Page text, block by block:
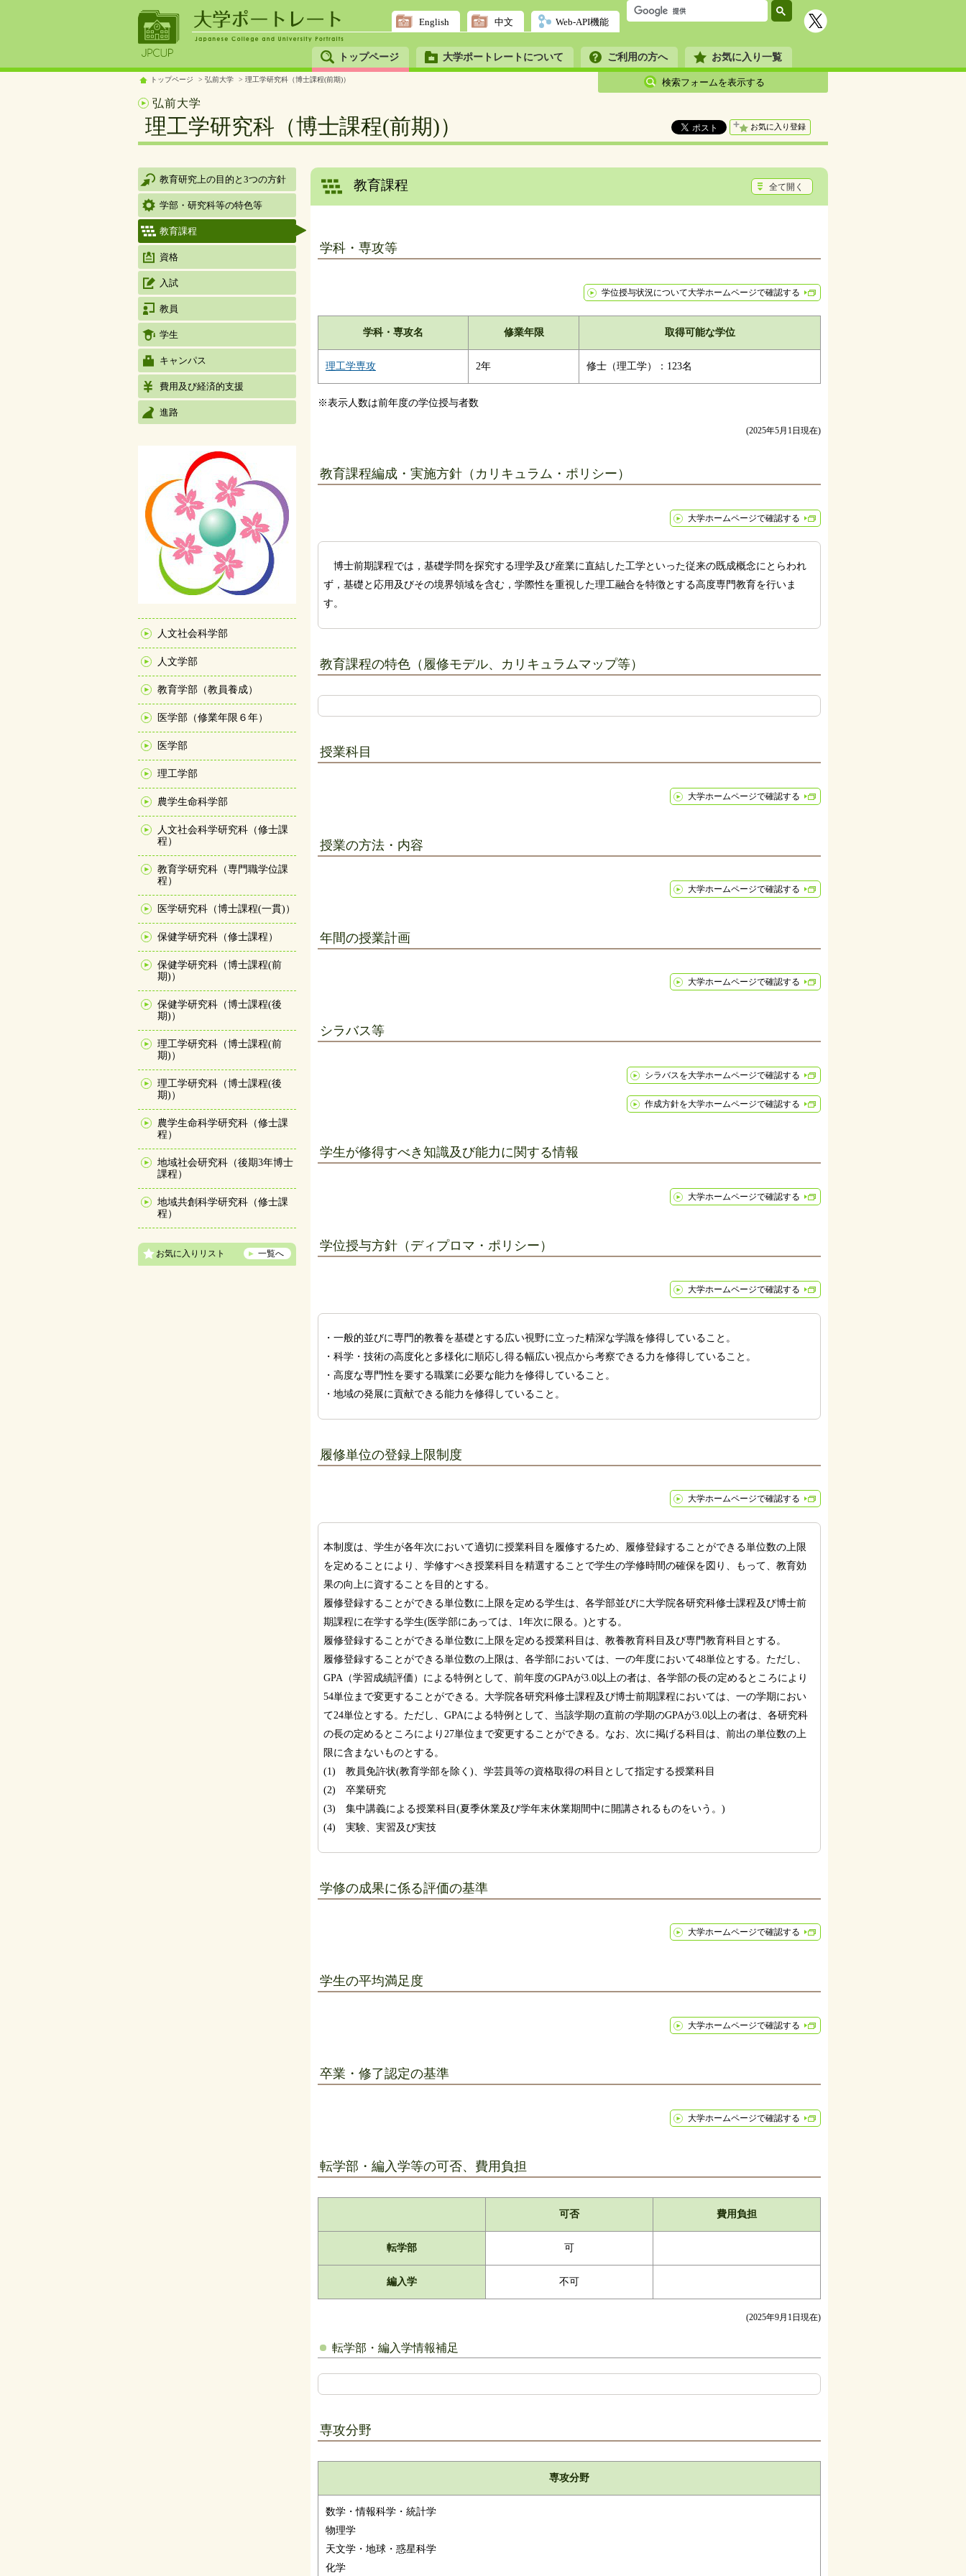
English 中文 Web-API機能
トップページ 大学ポートレートについて ご利用の方へ お気に入り一覧
トップページ 弘前大学 理工学研究科（博士課程(前期)） 検索フォームを表示する
弘前大学
理工学研究科（博士課程(前期)） お気に入り登録
教育研究上の目的と3つの方針
学部・研究科等の特色等
教育課程
資格
入試
教員
学生
キャンパス
費用及び経済的支援
進路
人文社会科学部
人文学部
教育学部（教員養成）
医学部（修業年限６年）
医学部
理工学部
農学生命科学部
人文社会科学研究科（修士課
程）
教育学研究科（専門職学位課
程）
医学研究科（博士課程(一貫)）
保健学研究科（修士課程）
保健学研究科（博士課程(前
期)）
保健学研究科（博士課程(後
期)）
理工学研究科（博士課程(前
期)）
理工学研究科（博士課程(後
期)）
農学生命科学研究科（修士課
程）
地域社会研究科（後期3年博士
課程）
地域共創科学研究科（修士課
程）
お気に入りリスト 一覧へ
教育課程 全て開く
学科・専攻等
学位授与状況について大学ホームページで確認する
学科・専攻名 修業年限 取得可能な学位
理工学専攻 2年 修士（理工学）：123名
※表示人数は前年度の学位授与者数
(2025年5月1日現在)
教育課程編成・実施方針（カリキュラム・ポリシー）
大学ホームページで確認する
博士前期課程では，基礎学問を探究する理学及び産業に直結した工学といった従来の既成概念にとらわれ
ず，基礎と応用及びその境界領域を含む，学際性を重視した理工融合を特徴とする高度専門教育を行いま
す。
教育課程の特色（履修モデル、カリキュラムマップ等）
授業科目
大学ホームページで確認する
授業の方法・内容
大学ホームページで確認する
年間の授業計画
大学ホームページで確認する
シラバス等
シラバスを大学ホームページで確認する
作成方針を大学ホームページで確認する
学生が修得すべき知識及び能力に関する情報
大学ホームページで確認する
学位授与方針（ディプロマ・ポリシー）
大学ホームページで確認する
・一般的並びに専門的教養を基礎とする広い視野に立った精深な学識を修得していること。
・科学・技術の高度化と多様化に順応し得る幅広い視点から考察できる力を修得していること。
・高度な専門性を要する職業に必要な能力を修得していること。
・地域の発展に貢献できる能力を修得していること。
履修単位の登録上限制度
大学ホームページで確認する
本制度は、学生が各年次において適切に授業科目を履修するため、履修登録することができる単位数の上限
を定めることにより、学修すべき授業科目を精選することで学生の学修時間の確保を図り、もって、教育効
果の向上に資することを目的とする。
履修登録することができる単位数に上限を定める学生は、各学部並びに大学院各研究科修士課程及び博士前
期課程に在学する学生(医学部にあっては、1年次に限る。)とする。
履修登録することができる単位数に上限を定める授業科目は、教養教育科目及び専門教育科目とする。
履修登録することができる単位数の上限は、各学部においては、一の年度において48単位とする。ただし、
GPA（学習成績評価）による特例として、前年度のGPAが3.0以上の者は、各学部の長の定めるところにより
54単位まで変更することができる。大学院各研究科修士課程及び博士前期課程においては、一の学期におい
て24単位とする。ただし、GPAによる特例として、当該学期の直前の学期のGPAが3.0以上の者は、各研究科
の長の定めるところにより27単位まで変更することができる。なお、次に掲げる科目は、前出の単位数の上
限に含まないものとする。
(1) 教員免許状(教育学部を除く)、学芸員等の資格取得の科目として指定する授業科目
(2) 卒業研究
(3) 集中講義による授業科目(夏季休業及び学年末休業期間中に開講されるものをいう。)
(4) 実験、実習及び実技
学修の成果に係る評価の基準
大学ホームページで確認する
学生の平均満足度
大学ホームページで確認する
卒業・修了認定の基準
大学ホームページで確認する
転学部・編入学等の可否、費用負担
可否 費用負担
転学部 可
編入学 不可
(2025年9月1日現在)
転学部・編入学情報補足
専攻分野
専攻分野
数学・情報科学・統計学
物理学
天文学・地球・惑星科学
化学